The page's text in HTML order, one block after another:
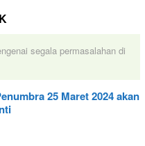
segala permasalahan di
25 Maret 2024 akan